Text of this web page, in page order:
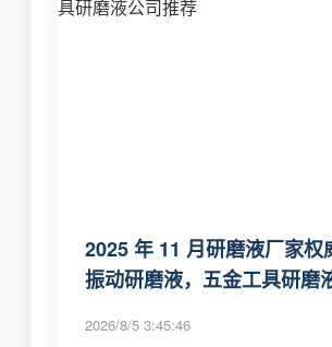
2025 年 11 月研磨液厂家
振动研磨液，五金工具研磨
2026/8/5 3:45:46